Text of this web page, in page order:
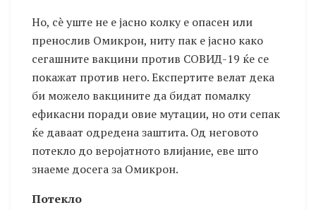
Но, сè уште не е јасно колку е опасен или
пренослив Омикрон, ниту пак е јасно како
сегашните вакцини против СОВИД-19 ќе се
покажат против него. Експертите велат дека
би можело вакцините да бидат помалку
ефикасни поради овие мутации, но оти сепак
ќе даваат одредена заштита. Од неговото
потекло до веројатното влијание, еве што
знаеме досега за Омикрон.
Потекло